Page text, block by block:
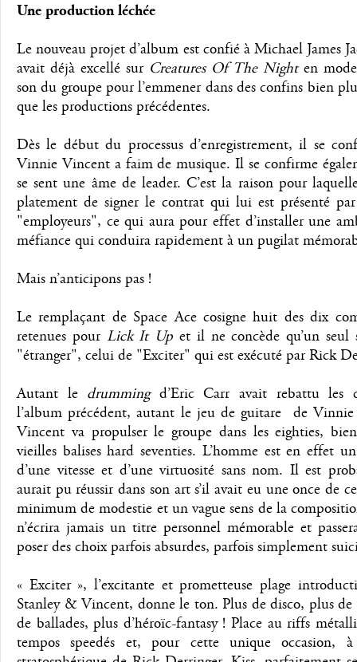
Une production léchée
Le nouveau projet d’album est confié à Michael James
avait déjà excellé sur Creatures Of The Nighten
son du groupe pour l’emmener dans des confins bien
que les productions précédentes.
Dès le début du processus d’enregistrement, il se
Vinnie Vincent a faim de musique. Il se confirme
se sent une âme de leader. C’est la raison pour
platement de signer le contrat qui lui est présenté par
"employeurs", ce qui aura pour effet d’installer une
méfiance qui conduira rapidement à un pugilat
Mais n’anticipons pas !
Le remplaçant de Space Ace cosigne huit des dix
retenues pour Lick It Upet il ne concède qu’un seul
"étranger", celui de "Exciter" qui est exécuté par Rick
Autant le drumming d’Eric Carr avait rebattu les
l’album précédent, autant le jeu de guitare de
Vincent va propulser le groupe dans les eighties,
vieilles balises hard seventies. L’homme est en effet
d’une vitesse et d’une virtuosité sans nom. Il est
aurait pu réussir dans son art s’il avait eu une once de
minimum de modestie et un vague sens de la
n’écrira jamais un titre personnel mémorable et
poser des choix parfois absurdes, parfois simplement
« Exciter », l’excitante et prometteuse plage
Stanley & Vincent, donne le ton. Plus de disco, plus
de ballades, plus d’héroïc-fantasy ! Place au riffs
tempos speedés et, pour cette unique occasion,